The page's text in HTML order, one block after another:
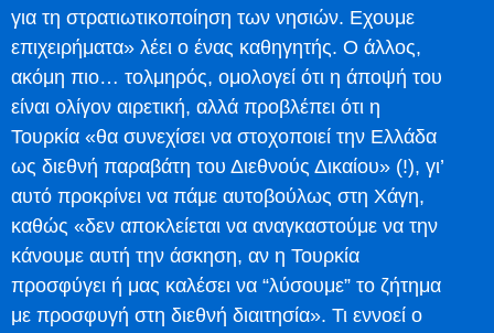
για τη στρατιωτικοποίηση των νησιών. Εχουμε
επιχειρήματα» λέει ο ένας καθηγητής. Ο άλλος,
ακόμη πιο… τολμηρός, ομολογεί ότι η άποψή του
είναι ολίγον αιρετική, αλλά προβλέπει ότι η
Τουρκία «θα συνεχίσει να στοχοποιεί την Ελλάδα
ως διεθνή παραβάτη του Διεθνούς Δικαίου» (!), γι’
αυτό προκρίνει να πάμε αυτοβούλως στη Χάγη,
καθώς «δεν αποκλείεται να αναγκαστούμε να την
κάνουμε αυτή την άσκηση, αν η Τουρκία
προσφύγει ή μας καλέσει να “λύσουμε” το ζήτημα
με προσφυγή στη διεθνή διαιτησία». Τι εννοεί ο